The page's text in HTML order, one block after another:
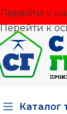
Перейти к
Перейти к
Каталог